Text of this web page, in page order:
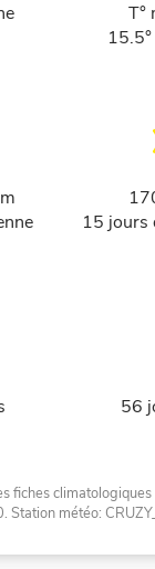
T°
15 jours
56
fiches
. Station météo: